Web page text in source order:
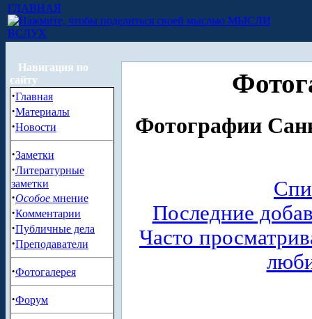
ГЛАВНАЯ
МЫСЛИ
ВСЛУХ
Навигация по
сайту
·Главная
·Материалы
·Новости
·Заметки
·Литературные
заметки
·Особое мнение
·Комментарии
·Публичные дела
·Преподаватели
·Фотогалерея
·Форум
Фотографии
Последние
Часто